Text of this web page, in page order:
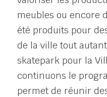
meubles ou encore
été produits pour
de la ville tout
skatepark pour la
continuons le
permet de réunir